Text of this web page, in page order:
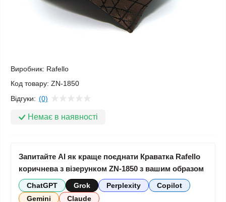
Виробник: Rafello
Код товару: ZN-1850
Відгуки: (0)
Немає в наявності
Запитайте AI як краще поєднати Краватка Rafello
коричнева з візерунком ZN-1850 з вашим образом
ChatGPT Grok Perplexity
Copilot
Gemini
Claude